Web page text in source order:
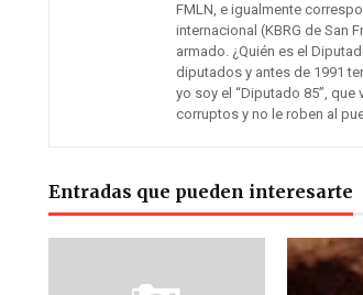
FMLN, e igualmente
internacional (KBRG de San
armado. ¿Quién es el
diputados y antes de 1991
yo soy el “Diputado 85”,
corruptos y no le roben al
Entradas que pueden interesarte